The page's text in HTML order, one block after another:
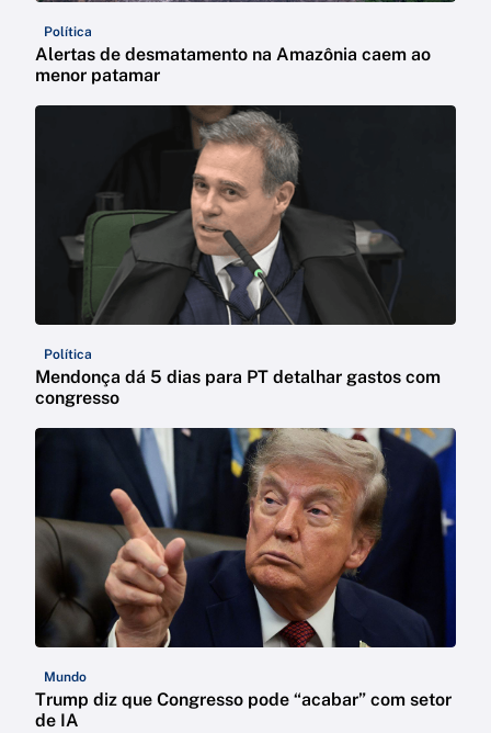
Política
Alertas de desmatamento na Amazônia caem ao
menor patamar
Política
Mendonça dá 5 dias para PT detalhar gastos com
congresso
Mundo
Trump diz que Congresso pode “acabar” com setor
de IA